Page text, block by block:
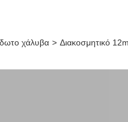
χάλυβα > Διακοσμητικό